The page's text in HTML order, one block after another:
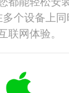
个设备上
联网体验。